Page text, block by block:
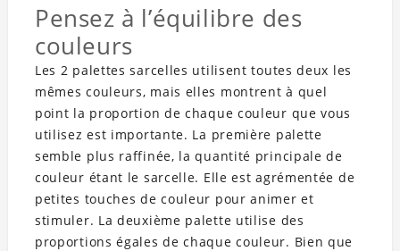
Pensez à l’équilibre des
couleurs
Les 2 palettes sarcelles utilisent toutes deux les
mêmes couleurs, mais elles montrent à quel
point la proportion de chaque couleur que vous
utilisez est importante. La première palette
semble plus raffinée, la quantité principale de
couleur étant le sarcelle. Elle est agrémentée de
petites touches de couleur pour animer et
stimuler. La deuxième palette utilise des
proportions égales de chaque couleur. Bien que